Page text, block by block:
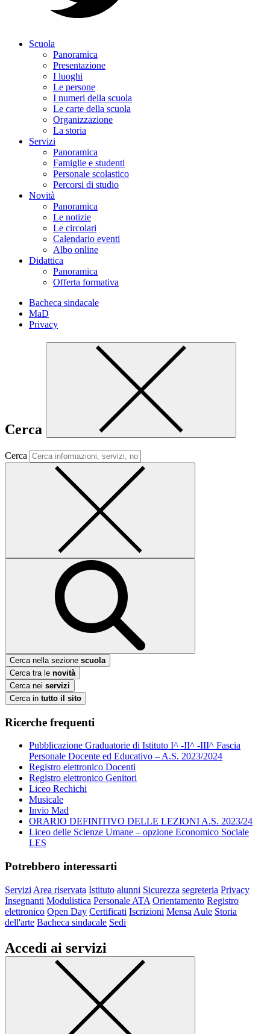
Scuola
Panoramica
Presentazione
I luoghi
Le persone
I numeri della scuola
Le carte della scuola
Organizzazione
La storia
Servizi
Panoramica
Famiglie e studenti
Personale scolastico
Percorsi di studio
Novità
Panoramica
Le notizie
Le circolari
Calendario eventi
Albo online
Didattica
Panoramica
Offerta formativa
Bacheca sindacale
MaD
Privacy
Cerca
Cerca
Cerca nella sezione scuola
Cerca tra le novità
Cerca nei servizi
Cerca in tutto il sito
Ricerche frequenti
Pubblicazione Graduatorie di Istituto I^ -II^ -III^ Fascia
Personale Docente ed Educativo – A.S. 2023/2024
Registro elettronico Docenti
Registro elettronico Genitori
Liceo Rechichi
Musicale
Invio Mad
ORARIO DEFINITIVO DELLE LEZIONI A.S. 2023/24
Liceo delle Scienze Umane – opzione Economico Sociale
LES
Potrebbero interessarti
Servizi Area riservata Istituto alunni Sicurezza segreteria Privacy
Insegnanti Modulistica Personale ATA Orientamento Registro
elettronico Open Day Certificati Iscrizioni Mensa Aule Storia
dell'arte Bacheca sindacale Sedi
Accedi ai servizi